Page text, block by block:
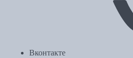
Вконтакте